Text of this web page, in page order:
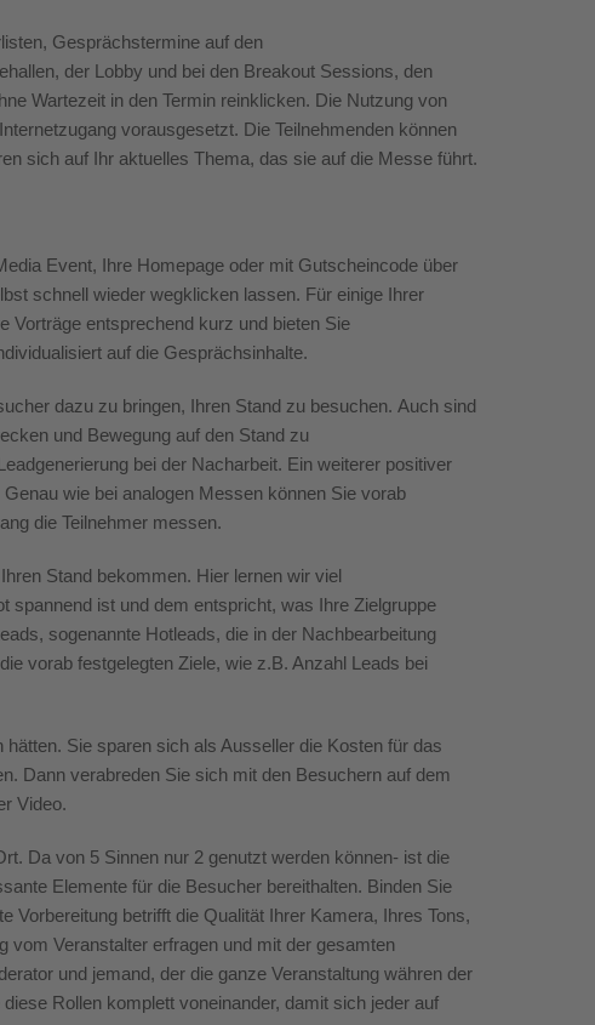
Gesprächstermine auf den
der Lobby und bei den Breakout Sessions, den
Wartezeit in den Termin reinklicken. Die Nutzung von
vorausgesetzt. Die Teilnehmenden können
sich auf Ihr aktuelles Thema, das sie auf die Messe führt.
Event, Ihre Homepage oder mit Gutscheincode über
schnell wieder wegklicken lassen. Für einige Ihrer
Vorträge entsprechend kurz und bieten Sie
auf die Gesprächsinhalte.
dazu zu bringen, Ihren Stand zu besuchen. Auch sind
und Bewegung auf den Stand zu
bei der Nacharbeit. Ein weiterer positiver
wie bei analogen Messen können Sie vorab
die Teilnehmer messen.
Stand bekommen. Hier lernen wir viel
spannend ist und dem entspricht, was Ihre Zielgruppe
sogenannte Hotleads, die in der Nachbearbeitung
vorab festgelegten Ziele, wie z.B. Anzahl Leads bei
hätten. Sie sparen sich als Ausseller die Kosten für das
Dann verabreden Sie sich mit den Besuchern auf dem
Video.
Da von 5 Sinnen nur 2 genutzt werden können- ist die
Elemente für die Besucher bereithalten. Binden Sie
Vorbereitung betrifft die Qualität Ihrer Kamera, Ihres Tons,
vom Veranstalter erfragen und mit der gesamten
und jemand, der die ganze Veranstaltung währen der
Rollen komplett voneinander, damit sich jeder auf